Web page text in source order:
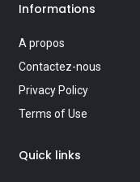
Informations
A propos
Contactez-nous
Privacy Policy
Terms of Use
Quick links